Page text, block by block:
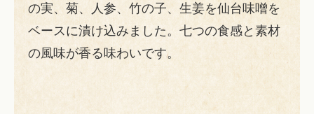
の実、菊、人参、竹の子、生姜を仙台味噌を
ベースに漬け込みました。七つの食感と素材
の風味が香る味わいです。